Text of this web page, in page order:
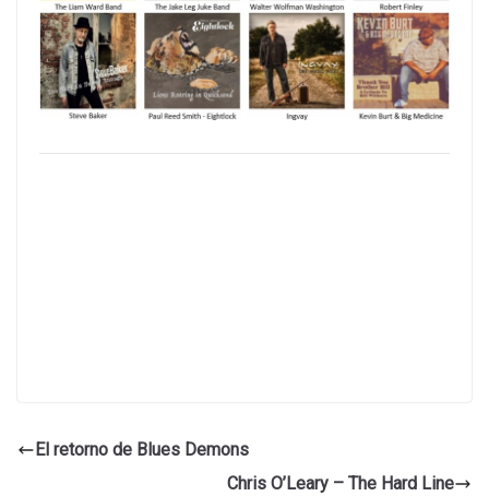
El retorno de Blues Demons
Chris O’Leary – The Hard Line